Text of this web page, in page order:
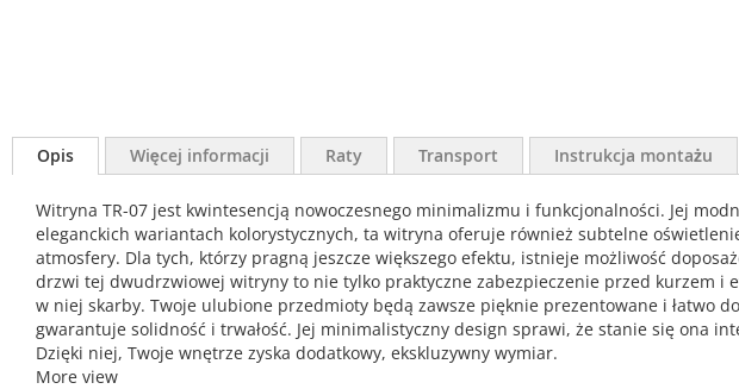
Opis Więcej informacji Raty Transport Instrukcja montażu
Witryna TR-07 jest kwintesencją nowoczesnego minimalizmu i funkcjonalności. Jej
eleganckich wariantach kolorystycznych, ta witryna oferuje również subtelne
atmosfery. Dla tych, którzy pragną jeszcze większego efektu, istnieje możliwość
drzwi tej dwudrzwiowej witryny to nie tylko praktyczne zabezpieczenie przed kurzem
w niej skarby. Twoje ulubione przedmioty będą zawsze pięknie prezentowane i łatwo
gwarantuje solidność i trwałość. Jej minimalistyczny design sprawi, że stanie się ona
Dzięki niej, Twoje wnętrze zyska dodatkowy, ekskluzywny wymiar.
More view